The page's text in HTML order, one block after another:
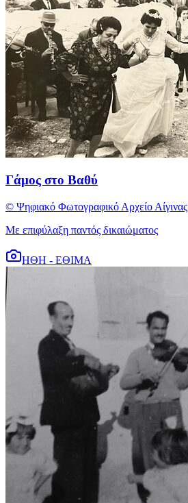
Γάμος στο Βαθύ
© Ψηφιακό Φωτογραφικό Αρχείο Αίγινας
Με επιφύλαξη παντός δικαιώματος
ΗΘΗ - ΕΘΙΜΑ